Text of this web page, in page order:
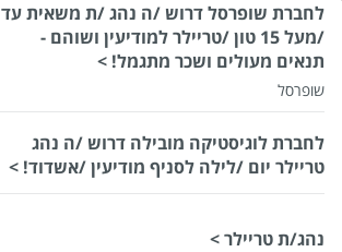
לחברת שופרסל דרוש /ה נהג /ת משאית עד
/מעל 15 טון /טריילר למודיעין ושוהם -
תנאים מעולים ושכר מתגמל! >
שופרסל
לחברת לוגיסטיקה מובילה דרוש /ה נהג
טריילר יום /לילה לסניף מודיעין /אשדוד! >
נהג/ת טריילר >